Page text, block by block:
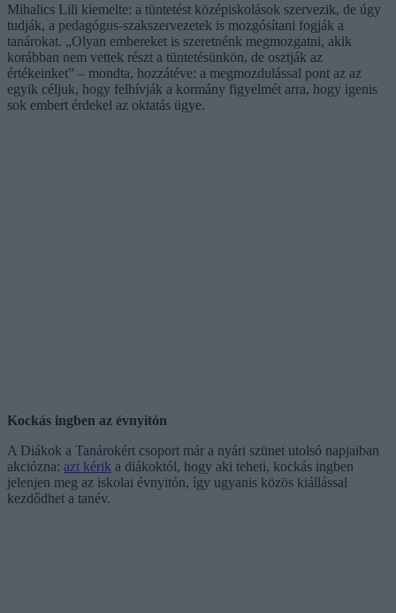
Mihalics Lili kiemelte: a tüntetést középiskolások szervezik, de úgy
tudják, a pedagógus-szakszervezetek is mozgósítani fogják a
tanárokat. „Olyan embereket is szeretnénk megmozgatni, akik
korábban nem vettek részt a tüntetésünkön, de osztják az
értékeinket” – mondta, hozzátéve: a megmozdulással pont az az
egyik céljuk, hogy felhívják a kormány figyelmét arra, hogy igenis
sok embert érdekel az oktatás ügye.
Kockás ingben az évnyitón
A Diákok a Tanárokért csoport már a nyári szünet utolsó napjaiban
akciózna: azt kérik a diákoktól, hogy aki teheti, kockás ingben
jelenjen meg az iskolai évnyitón, így ugyanis közös kiállással
kezdődhet a tanév.